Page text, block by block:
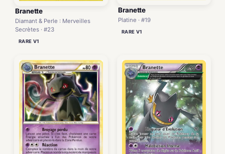
Branette
Diamant & Perle : Merveilles
Secrètes · #23
RARE V1
Branette
Platine · #19
RARE V1